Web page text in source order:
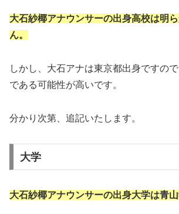
大石紗椰アナウンサーの出身高校は明
ん。
しかし、大石アナは東京都出身ですの
である可能性が高いです。
分かり次第、追記いたします。
大学
大石紗椰アナウンサーの出身大学は青山